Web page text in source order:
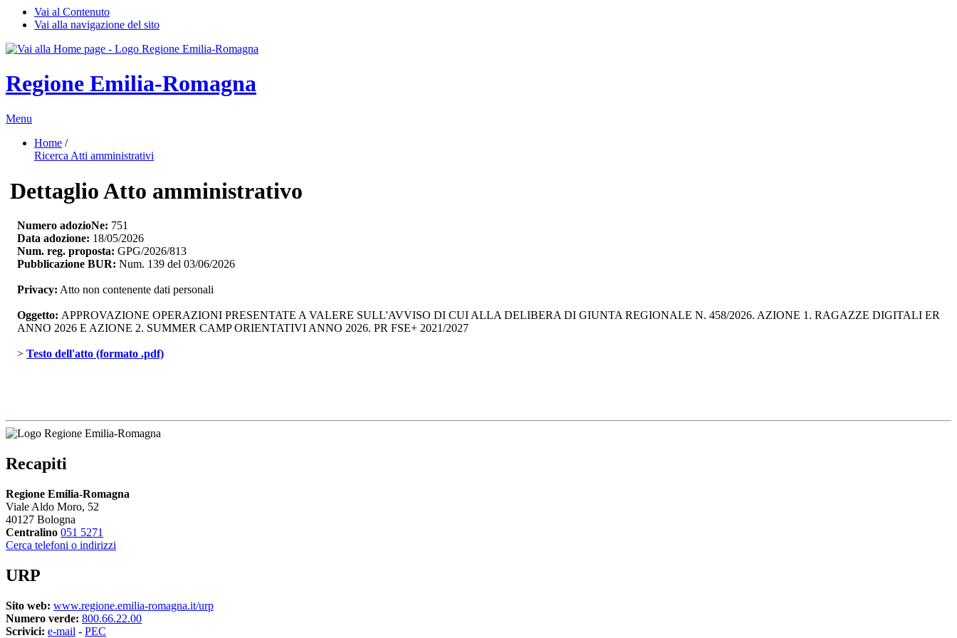
Vai al Contenuto
Vai alla navigazione del sito
Regione Emilia-Romagna
Menu
Home /
Ricerca Atti amministrativi
Dettaglio Atto amministrativo
Numero adozioNe: 751
Data adozione: 18/05/2026
Num. reg. proposta: GPG/2026/813
Pubblicazione BUR: Num. 139 del 03/06/2026
Privacy: Atto non contenente dati personali
Oggetto: APPROVAZIONE OPERAZIONI PRESENTATE A VALERE SULL'AVVISO DI CUI ALLA DELIBERA DI GIUNTA REGIONALE N. 458/2026. AZIONE 1. RAGAZZE DIGITALI ER
ANNO 2026 E AZIONE 2. SUMMER CAMP ORIENTATIVI ANNO 2026. PR FSE+ 2021/2027
> Testo dell'atto (formato .pdf)
Recapiti
Regione Emilia-Romagna
Viale Aldo Moro, 52
40127 Bologna
Centralino 051 5271
Cerca telefoni o indirizzi
URP
Sito web: www.regione.emilia-romagna.it/urp
Numero verde: 800.66.22.00
Scrivici: e-mail - PEC